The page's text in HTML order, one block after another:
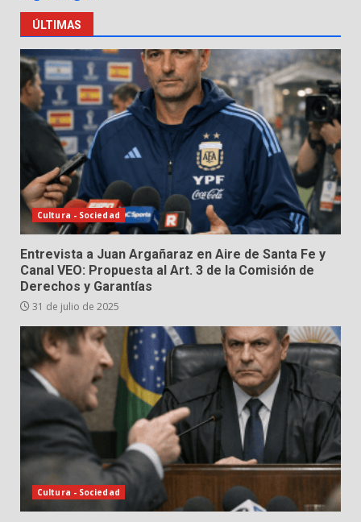
ÚLTIMAS
Cultura - Sociedad
Entrevista a Juan Argañaraz en Aire de Santa Fe y
Canal VEO: Propuesta al Art. 3 de la Comisión de
Derechos y Garantías
31 de julio de 2025
Cultura - Sociedad